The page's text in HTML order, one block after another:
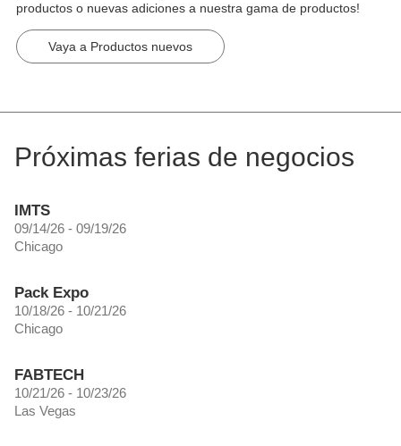
productos o nuevas adiciones a nuestra gama de productos!
Vaya a Productos nuevos
Próximas ferias de negocios
IMTS
09/14/26 - 09/19/26
Chicago
Pack Expo
10/18/26 - 10/21/26
Chicago
FABTECH
10/21/26 - 10/23/26
Las Vegas